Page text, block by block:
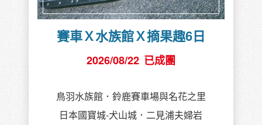
賽車Ｘ水族館Ｘ摘果趣6日
2026/08/22 已成團
鳥羽水族館．鈴鹿賽車場與名花之里
日本國寶城-犬山城．二見浦夫婦岩